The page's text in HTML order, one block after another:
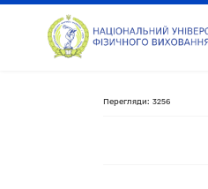
Перегляди: 3256